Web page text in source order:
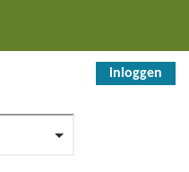
inloggen